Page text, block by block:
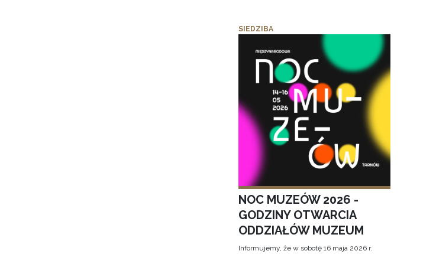
SIEDZIBA
NOC MUZEÓW 2026 -
GODZINY OTWARCIA
ODDZIAŁÓW MUZEUM
Informujemy, że w sobotę 16 maja 2026 r.